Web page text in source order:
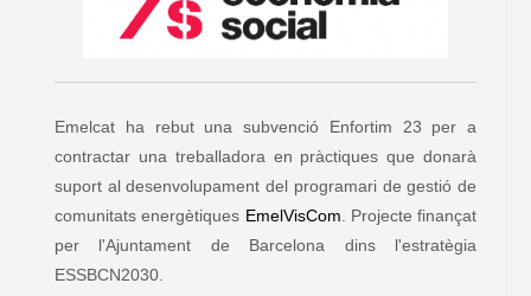
Emelcat ha rebut una subvenció Enfortim 23 per a
contractar una treballadora en pràctiques que donarà
suport al desenvolupament del programari de gestió de
comunitats energètiques EmelVisCom . Projecte finançat
per l'Ajuntament de Barcelona dins l'estratègia
ESSBCN2030.